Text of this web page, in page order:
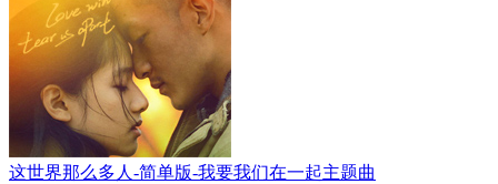
这世界那么多人-简单版-我要我们在一起主题曲